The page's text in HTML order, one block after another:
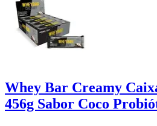
Whey Bar Creamy
456g Sabor Coco